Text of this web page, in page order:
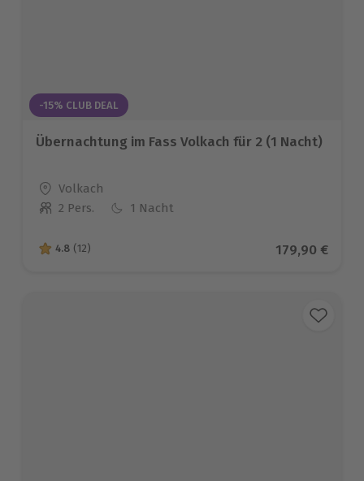
-15% CLUB DEAL
Übernachtung im Fass Volkach für 2 (1 Nacht)
Standort
Volkach
Anzahl der Teilnehmer
2 Pers. 1 Nacht
4.8 von 5 Sternen basierend auf 12 Bewertungen
4.8 (12) Aktueller
179,90 €